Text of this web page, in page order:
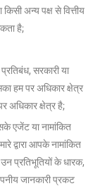
अन्य पक्ष से वित्तीय
है;
सरकारी या
हम पर अधिकार क्षेत्र
अधिकार क्षेत्र है;
एजेंट या नामांकित
द्वारा आपके नामांकित
प्रतिभूतियों के धारक,
जानकारी प्रकट